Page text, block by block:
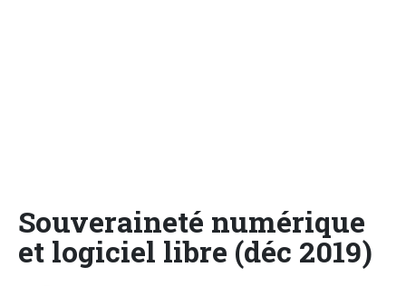
Souveraineté numérique
et logiciel libre (déc 2019)